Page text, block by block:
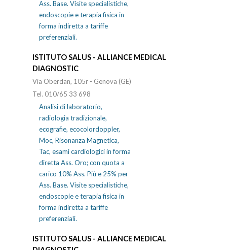
Ass. Base. Visite specialistiche,
endoscopie e terapia fisica in
forma indiretta a tariffe
preferenziali.
ISTITUTO SALUS - ALLIANCE MEDICAL
DIAGNOSTIC
Via Oberdan, 105r - Genova (GE)
Tel. 010/65 33 698
Analisi di laboratorio,
radiologia tradizionale,
ecografie, ecocolordoppler,
Moc, Risonanza Magnetica,
Tac, esami cardiologici in forma
diretta Ass. Oro; con quota a
carico 10% Ass. Più e 25% per
Ass. Base. Visite specialistiche,
endoscopie e terapia fisica in
forma indiretta a tariffe
preferenziali.
ISTITUTO SALUS - ALLIANCE MEDICAL